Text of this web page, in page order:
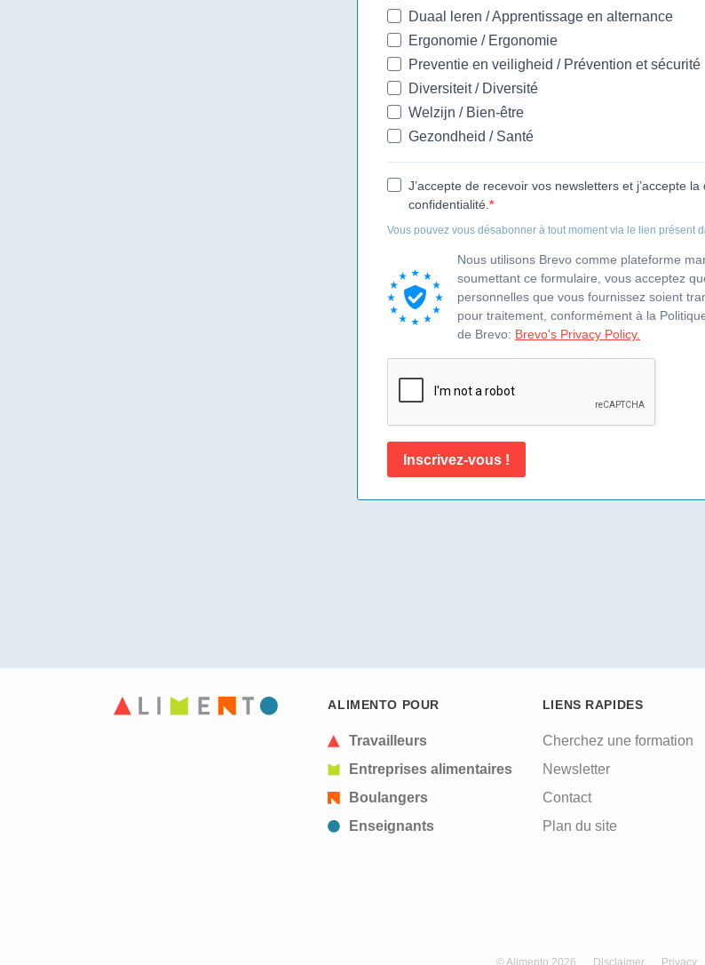
ALIMENTO POUR
Travailleurs
Entreprises alimentaires
Boulangers
Enseignants
LIENS RAPIDES
Cherchez une formation
Newsletter
Contact
Plan du site
© Alimento 2026 Disclaimer Privacy